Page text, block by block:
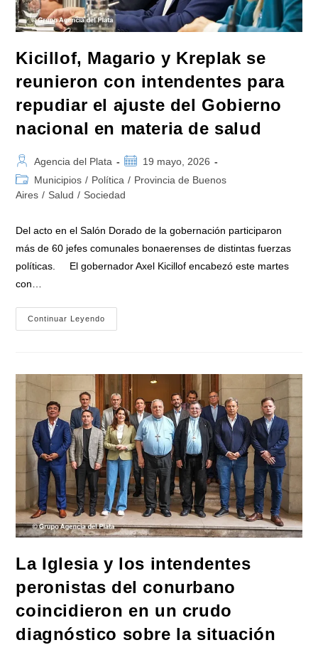
Kicillof, Magario y Kreplak se
reunieron con intendentes para
repudiar el ajuste del Gobierno
nacional en materia de salud
Autor
de
la
Agencia del Plata
Publicación
de
la
19 mayo, 2026
Categoría
de
Municipios / Política / Provincia de Buenos
Aires / Salud / Sociedad
Del acto en el Salón Dorado de la gobernación participaron
más de 60 jefes comunales bonaerenses de distintas fuerzas
políticas. El gobernador Axel Kicillof encabezó este martes
con…
Continuar Leyendo
Magario
Con
Intendentes
Para
Repudiar
El
Ajuste
Del
Gobierno
Nacional
En
Materia
De
Salud
La Iglesia y los intendentes
peronistas del conurbano
coincidieron en un crudo
diagnóstico sobre la situación